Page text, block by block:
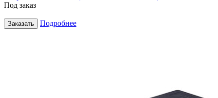
Под заказ
Заказать Подробнее